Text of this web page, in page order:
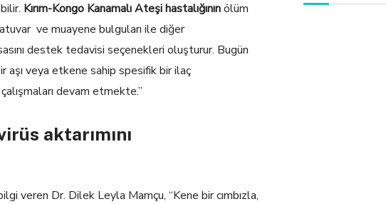
Kırım-Kongo Kanamalı Ateşi hastalığınınölüm
ve muayene bulguları ile diğer
destek tedavisi seçenekleri oluşturur. Bugün
aşı veya etkene sahip spesifik bir ilaç
devam etmekte.”
aktarımını
veren Dr. Dilek Leyla Mamçu, “Kene bir cımbızla,